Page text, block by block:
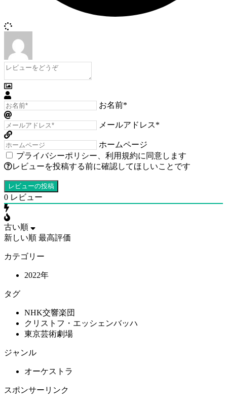
お名前*
メールアドレス*
ホームページ
プライバシーポリシー
利用規約に同意します
レビューを投稿する前に確認してほしいことです
0 レビュー
古い順
新しい順 最高評価
カテゴリー
2022年
タグ
NHK交響楽団
クリストフ・エッシェンバッハ
東京芸術劇場
ジャンル
オーケストラ
スポンサーリンク